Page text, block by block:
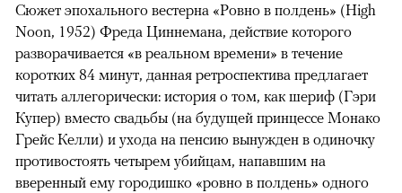
Сюжет эпохального вестерна «Ровно в полдень» (High
Noon, 1952) Фреда Циннемана, действие которого
разворачивается «в реальном времени» в течение
коротких 84 минут, данная ретроспектива предлагает
читать аллегорически: история о том, как шериф (Гэри
Купер) вместо свадьбы (на будущей принцессе Монако
Грейс Келли) и ухода на пенсию вынужден в одиночку
противостоять четырем убийцам, напавшим на
вверенный ему городишко «ровно в полдень» одного